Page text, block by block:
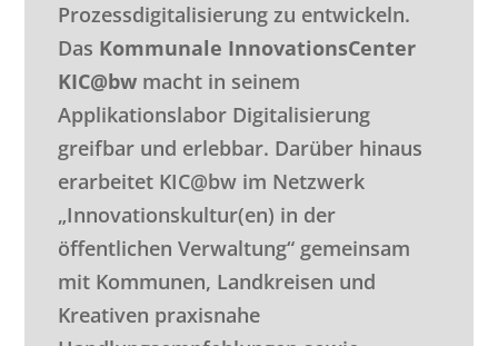
Prozessdigitalisierung zu entwickeln.
Das Kommunale InnovationsCenter
KIC@bw macht in seinem
Applikationslabor Digitalisierung
greifbar und erlebbar. Darüber hinaus
erarbeitet KIC@bw im Netzwerk
„Innovationskultur(en) in der
öffentlichen Verwaltung“ gemeinsam
mit Kommunen, Landkreisen und
Kreativen praxisnahe